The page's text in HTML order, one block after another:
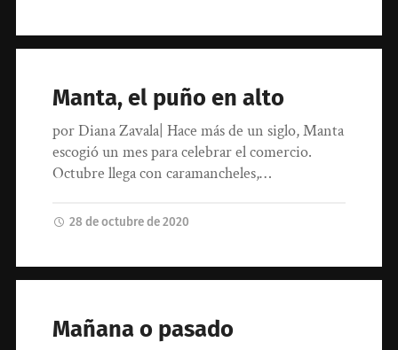
Manta, el puño en alto
por Diana Zavala| Hace más de un siglo, Manta
escogió un mes para celebrar el comercio.
Octubre llega con caramancheles,…
28 de octubre de 2020
Mañana o pasado